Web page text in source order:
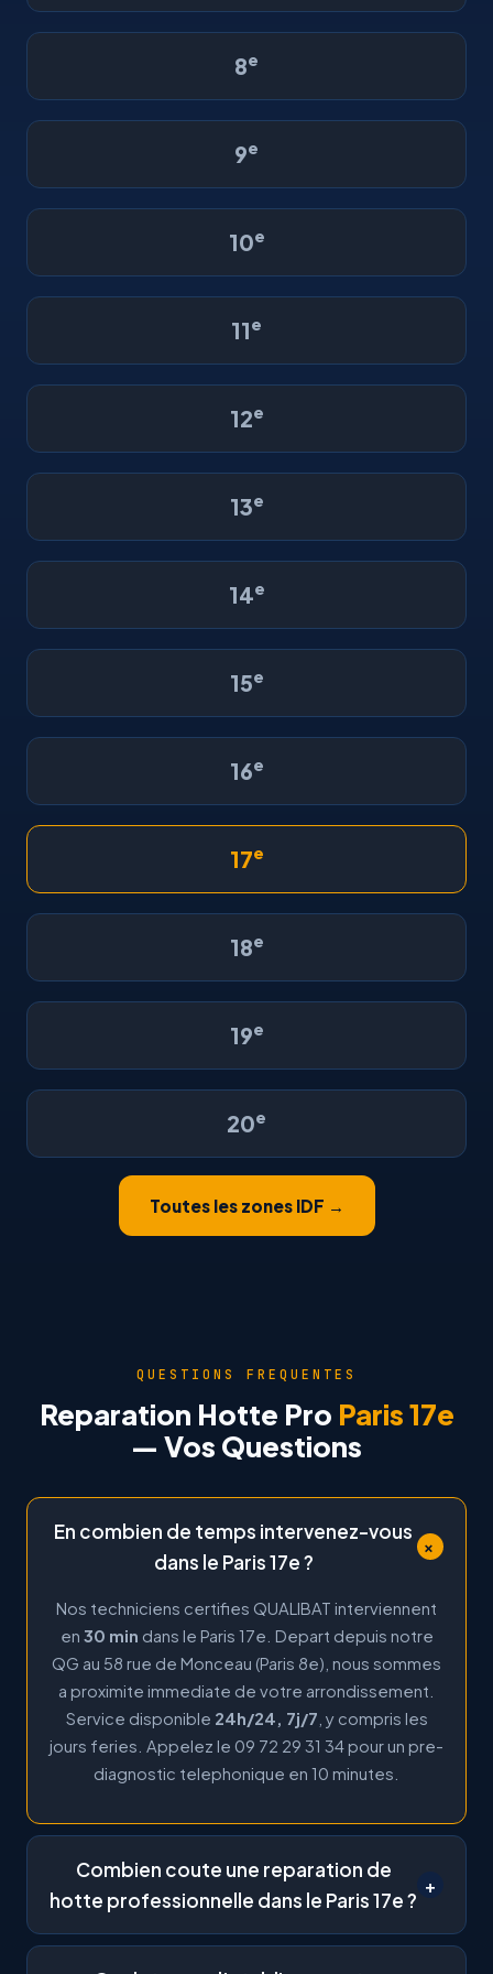
8e
9e
10e
11e
12e
13e
14e
15e
16e
17e
18e
19e
20e
Toutes les zones IDF →
QUESTIONS FREQUENTES
Reparation Hotte Pro Paris 17e
— Vos Questions
En combien de temps intervenez-vous
dans le Paris 17e ?
+
Nos techniciens certifies QUALIBAT interviennent
en 30 min dans le Paris 17e. Depart depuis notre
QG au 58 rue de Monceau (Paris 8e), nous sommes
a proximite immediate de votre arrondissement.
Service disponible 24h/24, 7j/7 , y compris les
jours feries. Appelez le 09 72 29 31 34 pour un pre-
diagnostic telephonique en 10 minutes.
Combien coute une reparation de
hotte professionnelle dans le Paris 17e ?
+
Les tarifs sont identiques dans tout Paris intra-